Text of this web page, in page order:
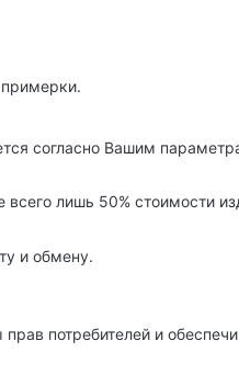
согласно Вашим
лишь 50% стоимости
и обмену.
потребителей и